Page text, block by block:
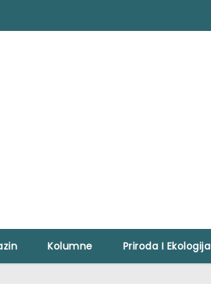
Kolumne Priroda I Ekologija